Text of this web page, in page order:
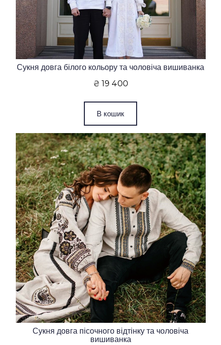
Сукня довга білого кольору та чоловіча вишиванка
₴ 19 400
В кошик
Сукня довга пісочного відтінку та чоловіча
вишиванка